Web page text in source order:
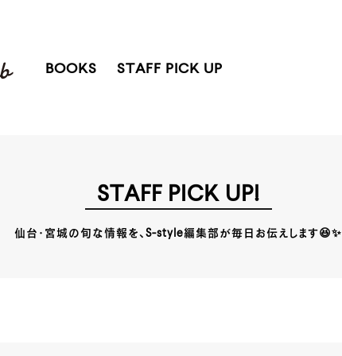
BOOKS STAFF PICK UP
STAFF PICK UP!
仙台・宮城の旬な情報を、S-style編集部が毎日お伝えします😆✨